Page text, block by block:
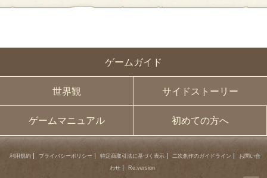
ゲームガイド
世界観 サイドストーリー
ゲームマニュアル 初めての方へ
利用規約 プライバシーポリシー 特定商取引法に基づく表示 二次創作のガイドライン
お問い合
わせ
Re:version